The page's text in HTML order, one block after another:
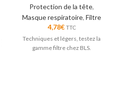
Protection de la tête,
Masque respiratoire, Filtre
4,78€ TTC
Techniques et légers, testez la
gamme filtre chez BLS.